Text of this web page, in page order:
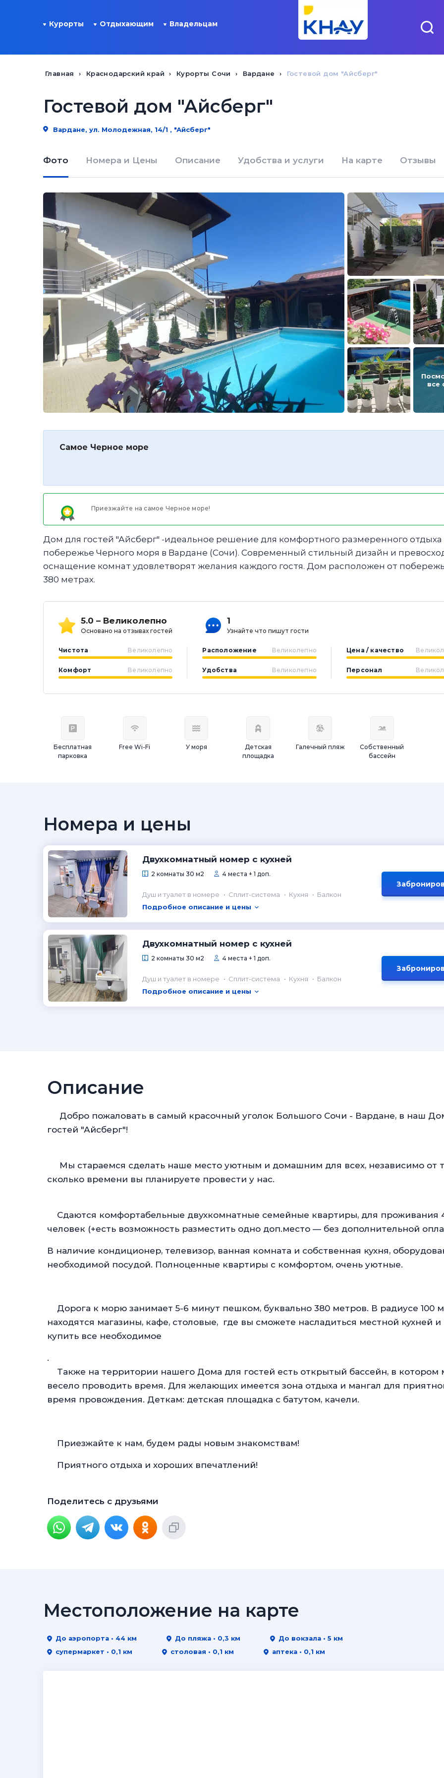
Курорты Отдыхающим Владельцам
Главная Краснодарский край Курорты Сочи Вардане Гостевой дом "Айсберг"
Гостевой дом "Айсберг"
Вардане, ул. Молодежная, 14/1 , "Айсберг"
Фото Номера и Цены Описание Удобства и услуги На карте Отзывы
все
Самое Черное море
Приезжайте на самое Черное море!
Дом для гостей "Айсберг" -идеальное решение для комфортного размеренного отдыха
побережье Черного моря в Вардане (Сочи). Современный стильный дизайн и
оснащение комнат удовлетворят желания каждого гостя. Дом расположен от
380 метрах.
5.0 – Великолепно
Основано на отзывах гостей
1
Узнайте что пишут гости
Чистота Великолепно
Комфорт Великолепно
Расположение Великолепно
Удобства Великолепно
Цена / качество
Персонал
Бесплатная
парковка
Free Wi-Fi У моря
Детская
площадка
Галечный пляж
Собственный
бассейн
Номера и цены
Двухкомнатный номер с кухней
2 комнаты 30 м2 4 места + 1 доп.
Душ и туалет в номере Сплит-система Кухня
Балкон
Подробное описание и цены
Двухкомнатный номер с кухней
2 комнаты 30 м2 4 места + 1 доп.
Душ и туалет в номере Сплит-система Кухня
Балкон
Подробное описание и цены
Описание
Добро пожаловать в самый красочный уголок Большого Сочи - Вардане, в наш
гостей "Айсберг"!
Мы стараемся сделать наше место уютным и домашним для всех, независимо от
сколько времени вы планируете провести у нас.
Сдаются комфортабельные двухкомнатные семейные квартиры, для проживания
человек (+есть возможность разместить одно доп.место — без дополнительной
В наличие кондиционер, телевизор, ванная комната и собственная кухня,
необходимой посудой. Полноценные квартиры с комфортом, очень уютные.
Дорога к морю занимает 5-6 минут пешком, буквально 380 метров. В радиусе 100
находятся магазины, кафе, столовые, где вы сможете насладиться местной кухней и
купить все необходимое
.
Также на территории нашего Дома для гостей есть открытый бассейн, в котором
весело проводить время. Для желающих имеется зона отдыха и мангал для
время провождения. Деткам: детская площадка с батутом, качели.
Приезжайте к нам, будем рады новым знакомствам!
Приятного отдыха и хороших впечатлений!
Поделитесь с друзьями
Местоположение на карте
До аэропорта • 44 км До пляжа • 0,3 км
До вокзала • 5 км
супермаркет • 0,1 км
столовая • 0,1 км аптека • 0,1 км